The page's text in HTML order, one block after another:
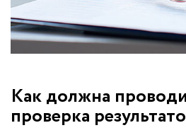
Как должна
проверка